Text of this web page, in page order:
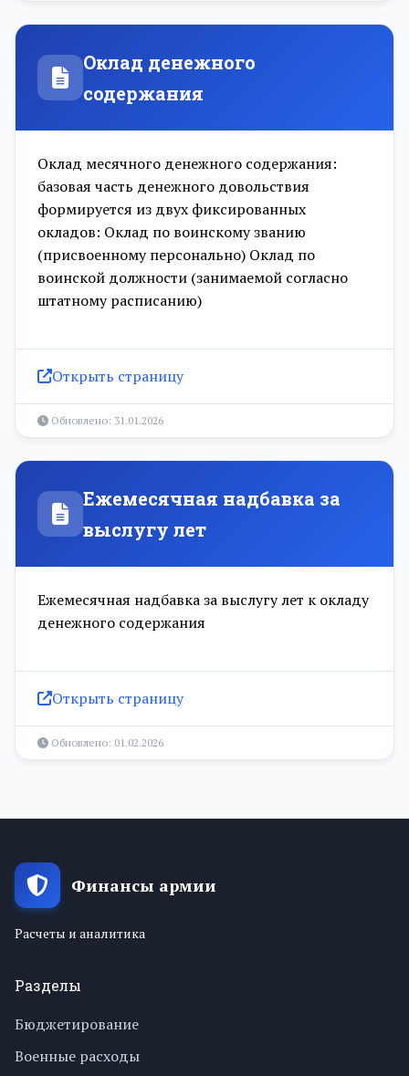
Оклад денежного
содержания
Оклад месячного денежного содержания:
базовая часть денежного довольствия
формируется из двух фиксированных
окладов: Оклад по воинскому званию
(присвоенному персонально) Оклад по
воинской должности (занимаемой согласно
штатному расписанию)
Открыть страницу
Обновлено: 31.01.2026
Ежемесячная надбавка за
выслугу лет
Ежемесячная надбавка за выслугу лет к окладу
денежного содержания
Открыть страницу
Обновлено: 01.02.2026
Финансы армии
Расчеты и аналитика
Разделы
Бюджетирование
Военные расходы